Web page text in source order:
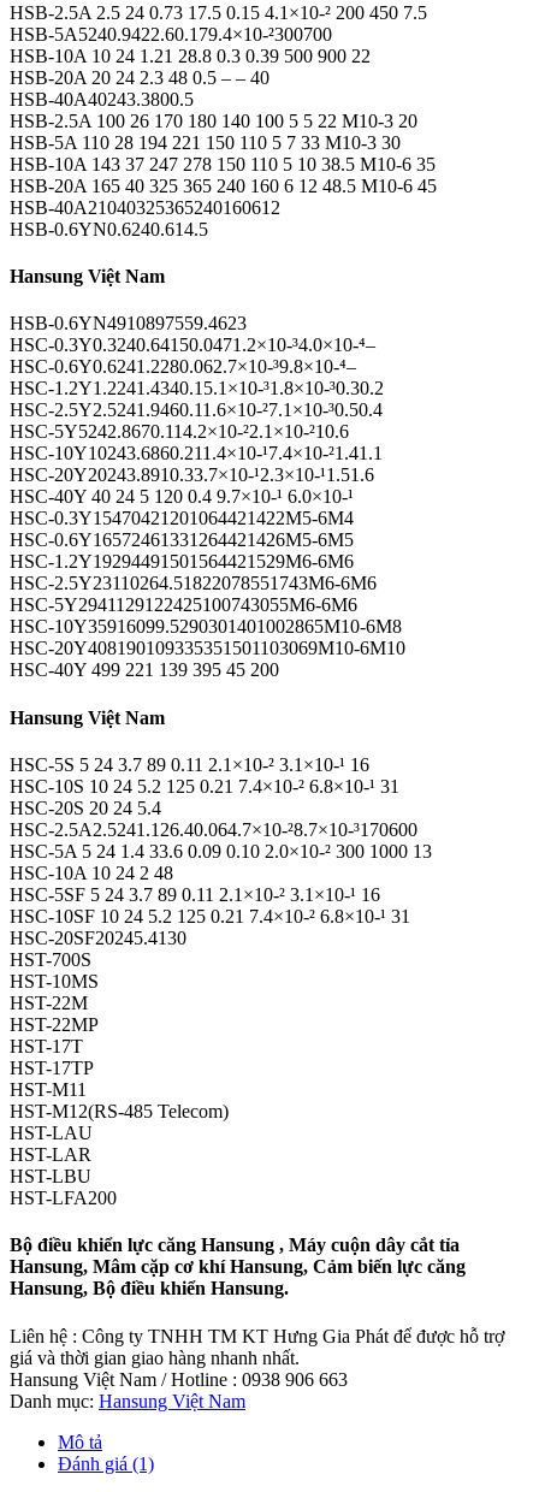
HSB-2.5A 2.5 24 0.73 17.5 0.15 4.1×10-² 200 450 7.5
HSB-5A5240.9422.60.179.4×10-²300700
HSB-10A 10 24 1.21 28.8 0.3 0.39 500 900 22
HSB-20A 20 24 2.3 48 0.5 – – 40
HSB-40A40243.3800.5
HSB-2.5A 100 26 170 180 140 100 5 5 22 M10-3 20
HSB-5A 110 28 194 221 150 110 5 7 33 M10-3 30
HSB-10A 143 37 247 278 150 110 5 10 38.5 M10-6 35
HSB-20A 165 40 325 365 240 160 6 12 48.5 M10-6 45
HSB-40A21040325365240160612
HSB-0.6YN0.6240.614.5
Hansung Việt Nam
HSB-0.6YN4910897559.4623
HSC-0.3Y0.3240.64150.0471.2×10-³4.0×10-⁴–
HSC-0.6Y0.6241.2280.062.7×10-³9.8×10-⁴–
HSC-1.2Y1.2241.4340.15.1×10-³1.8×10-³0.30.2
HSC-2.5Y2.5241.9460.11.6×10-²7.1×10-³0.50.4
HSC-5Y5242.8670.114.2×10-²2.1×10-²10.6
HSC-10Y10243.6860.211.4×10-¹7.4×10-²1.41.1
HSC-20Y20243.8910.33.7×10-¹2.3×10-¹1.51.6
HSC-40Y 40 24 5 120 0.4 9.7×10-¹ 6.0×10-¹
HSC-0.3Y15470421201064421422M5-6M4
HSC-0.6Y16572461331264421426M5-6M5
HSC-1.2Y19294491501564421529M6-6M6
HSC-2.5Y23110264.51822078551743M6-6M6
HSC-5Y2941129122425100743055M6-6M6
HSC-10Y35916099.5290301401002865M10-6M8
HSC-20Y408190109335351501103069M10-6M10
HSC-40Y 499 221 139 395 45 200
Hansung Việt Nam
HSC-5S 5 24 3.7 89 0.11 2.1×10-² 3.1×10-¹ 16
HSC-10S 10 24 5.2 125 0.21 7.4×10-² 6.8×10-¹ 31
HSC-20S 20 24 5.4
HSC-2.5A2.5241.126.40.064.7×10-²8.7×10-³170600
HSC-5A 5 24 1.4 33.6 0.09 0.10 2.0×10-² 300 1000 13
HSC-10A 10 24 2 48
HSC-5SF 5 24 3.7 89 0.11 2.1×10-² 3.1×10-¹ 16
HSC-10SF 10 24 5.2 125 0.21 7.4×10-² 6.8×10-¹ 31
HSC-20SF20245.4130
HST-700S
HST-10MS
HST-22M
HST-22MP
HST-17T
HST-17TP
HST-M11
HST-M12(RS-485 Telecom)
HST-LAU
HST-LAR
HST-LBU
HST-LFA200
Bộ điều khiển lực căng Hansung , Máy cuộn dây cắt tỉa
Hansung, Mâm cặp cơ khí Hansung, Cảm biến lực căng
Hansung, Bộ điều khiển Hansung.
Liên hệ : Công ty TNHH TM KT Hưng Gia Phát để được hỗ trợ
giá và thời gian giao hàng nhanh nhất.
Hansung Việt Nam / Hotline : 0938 906 663
Danh mục: Hansung Việt Nam
Mô tả
Đánh giá (1)